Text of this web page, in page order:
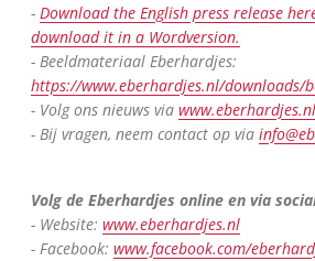
- Download the English press release
download it in a Wordversion.
- Beeldmateriaal Eberhardjes:
https://www.eberhardjes.nl/downloads/
- Volg ons nieuws via
- Bij vragen, neem contact op via
Volg de Eberhardjes online en via
- Website: www.eberhardjes.nl
- Facebook: www.facebook.com/